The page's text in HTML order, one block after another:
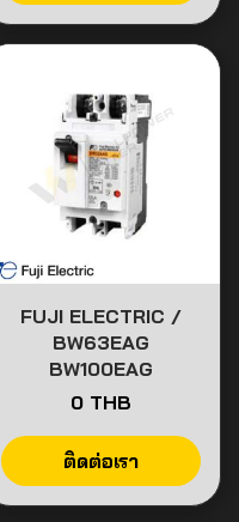
FUJI ELECTRIC /
BW63EAG
BW100EAG
0 THB
ติดต่อเรา